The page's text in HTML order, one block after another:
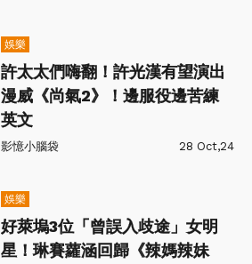
娛樂
許太太們嗨翻！許光漢有望演出
漫威《尚氣2》！邊服役邊苦練
英文
影憶小腦袋 28 Oct,24
娛樂
好萊塢3位「曾誤入歧途」女明
星！琳賽蘿涵回歸《辣媽辣妹